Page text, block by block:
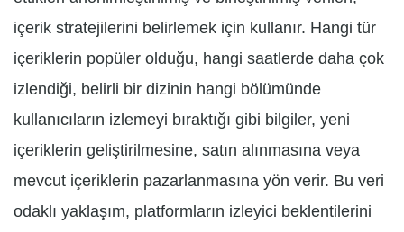
içerik stratejilerini belirlemek için kullanır. Hangi tür
içeriklerin popüler olduğu, hangi saatlerde daha çok
izlendiği, belirli bir dizinin hangi bölümünde
kullanıcıların izlemeyi bıraktığı gibi bilgiler, yeni
içeriklerin geliştirilmesine, satın alınmasına veya
mevcut içeriklerin pazarlanmasına yön verir. Bu veri
odaklı yaklaşım, platformların izleyici beklentilerini